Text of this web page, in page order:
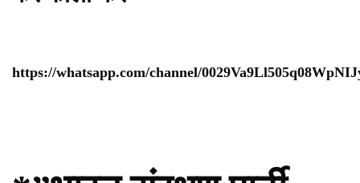
https://whatsapp.com/channel/